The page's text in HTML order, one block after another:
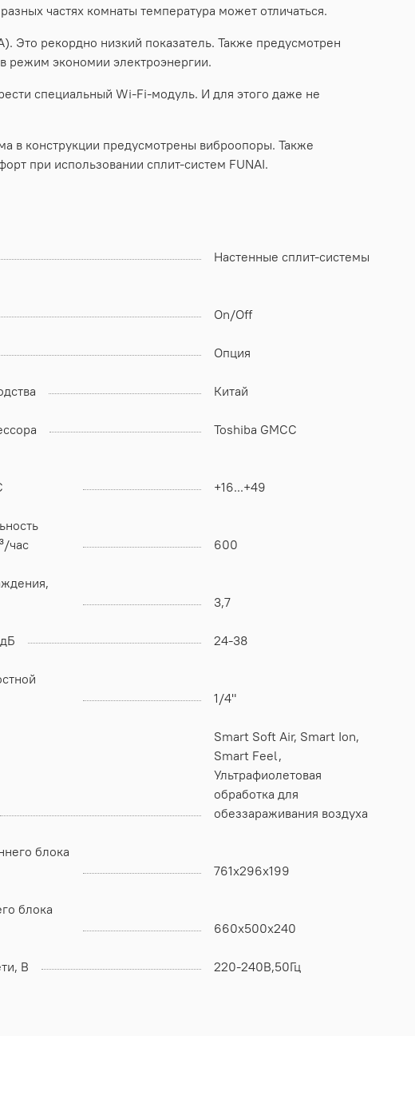
частях комнаты температура может отличаться.
Это рекордно низкий показатель. Также предусмотрен
режим экономии электроэнергии.
специальный Wi-Fi-модуль. И для этого даже не
в конструкции предусмотрены виброопоры. Также
при использовании сплит-систем FUNAI.
Настенные сплит-системы
On/Off
Опция
Китай
Toshiba GMCC
+16...+49
час
600
3,7
24-38
1/4"
Smart Soft Air, Smart Ion,
Smart Feel,
Ультрафиолетовая
обработка для
обеззараживания воздуха
блока
761x296x199
блока
660x500x240
В 220-240В,50Гц